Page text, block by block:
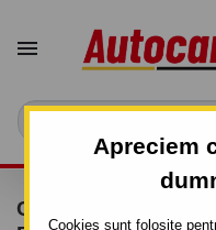
Apreciem
Cookies sunt folosite

CÂRLIG DE